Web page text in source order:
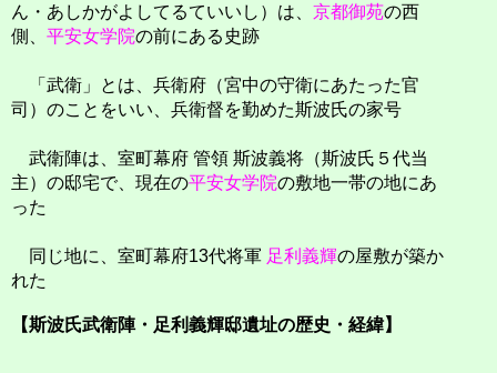
ん・あしかがよしてるていいし）は、 京都御苑の西
側、 平安女学院の前にある史跡
「武衛」とは、兵衛府（宮中の守衛にあたった官
司）のことをいい、兵衛督を勤めた斯波氏の家号
武衛陣は、室町幕府 管領 斯波義将（斯波氏５代当
主）の邸宅で、現在の平安女学院の敷地一帯の地にあ
った
同じ地に、室町幕府13代将軍 足利義輝の屋敷が築か
れた
【斯波氏武衛陣・足利義輝邸遺址の歴史・経緯】